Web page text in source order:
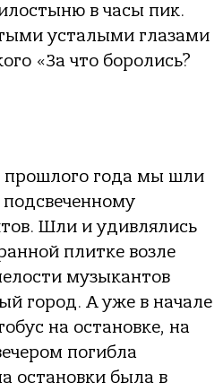
в часы пик.
усталыми глазами
«За что боролись?
года мы шли
Шли и удивлялись
плитке возле
музыкантов
город. А уже в начале
на остановке, на
погибла
остановки была в